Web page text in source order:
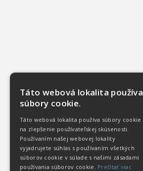
Táto webová lokalita používa
súbory cookie.
Táto webová lokalita používa súbory cookie
na zlepšenie používateľskej skúsenosti.
Používaním našej webovej lokality
vyjadrujete súhlas s používaním všetkých
súborov cookie v súlade s našimi zásadami
používania súborov cookie. Prečítať viac